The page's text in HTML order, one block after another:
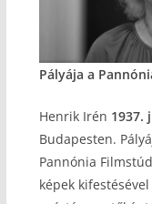
Pályája a
Henrik Irén 1937.
Budapesten.
Pannónia
képek